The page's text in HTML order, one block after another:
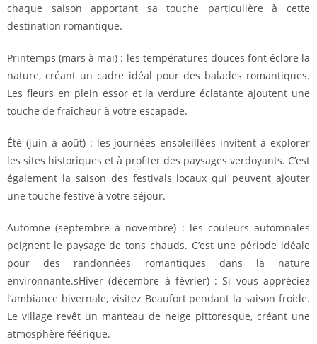
chaque saison apportant sa touche particulière à cette
destination romantique.
Printemps (mars à mai) : les températures douces font éclore la
nature, créant un cadre idéal pour des balades romantiques.
Les fleurs en plein essor et la verdure éclatante ajoutent une
touche de fraîcheur à votre escapade.
Été (juin à août) : les journées ensoleillées invitent à explorer
les sites historiques et à profiter des paysages verdoyants. C’est
également la saison des festivals locaux qui peuvent ajouter
une touche festive à votre séjour.
Automne (septembre à novembre) : les couleurs automnales
peignent le paysage de tons chauds. C’est une période idéale
pour des randonnées romantiques dans la nature
environnante.sHiver (décembre à février) : Si vous appréciez
l’ambiance hivernale, visitez Beaufort pendant la saison froide.
Le village revêt un manteau de neige pittoresque, créant une
atmosphère féérique.